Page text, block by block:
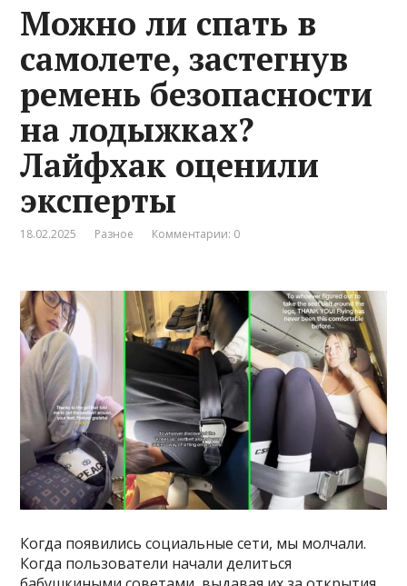
Можно ли спать в
самолете, застегнув
ремень безопасности
на лодыжках?
Лайфхак оценили
эксперты
18.02.2025 Разное Комментарии: 0
Когда появились социальные сети, мы молчали.
Когда пользователи начали делиться